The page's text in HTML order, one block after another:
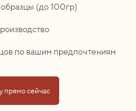
(до 100гр)
по вашим предпочтениям
прямо сейчас